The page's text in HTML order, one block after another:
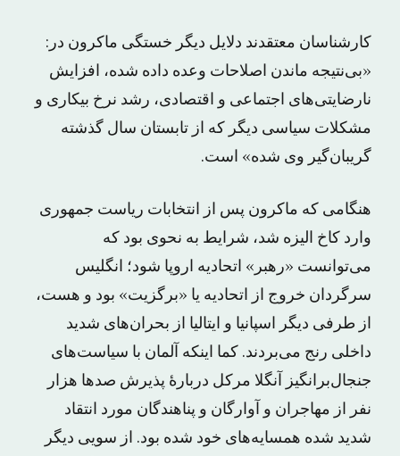
کارشناسان معتقدند دلایل دیگر خستگی ماکرون در:
«بی‌نتیجه ماندن اصلاحات وعده داده شده، افزایش
نارضایتی‌های اجتماعی و اقتصادی، رشد نرخ بیکاری و
مشکلات سیاسی دیگر که از تابستان سال گذشته
گریبان‌گیر وی شده» است.
هنگامی که ماکرون پس از انتخابات ریاست جمهوری
وارد کاخ الیزه شد، شرایط به نحوی بود که
می‌توانست «رهبر» اتحادیه اروپا شود؛ انگلیس
سرگردان خروج از اتحادیه یا «برگزیت» بود و هست،
از طرفی دیگر اسپانیا و ایتالیا از بحران‌های شدید
داخلی رنج می‌بردند. کما اینکه آلمان با سیاست‌های
جنجال‌برانگیز آنگلا مرکل دربارهٔ پذیرش صدها هزار
نفر از مهاجران و آوارگان و پناهندگان مورد انتقاد
شدید شده همسایه‌های خود شده بود. از سویی دیگر